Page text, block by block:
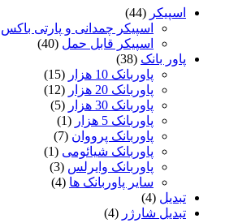
اسپیکر (44)
اسپیکر چمدانی و پارتی باکس
اسپیکر قابل حمل (40)
پاور بانک (38)
پاوربانک 10 هزار
(15)
پاوربانک 20 هزار
(12)
پاوربانک 30 هزار
(5)
پاوربانک 5 هزار
(1)
پاوربانک پرووان (7)
پاوربانک شیائومی (1)
پاوربانک وایرلس (3)
سایر پاوربانک ها (4)
تبدیل (4)
تبدیل شارژر (4)